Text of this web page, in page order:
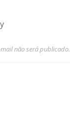
não será publicado.